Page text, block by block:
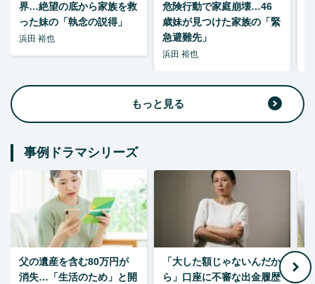
界…絶望の底から家族を救
った妹の「執念の説得」
浜田 裕也
危険行動で家庭崩壊…46
歳妹が見つけた家族の「緊
急避難先」
浜田 裕也
もっと見る
事例ドラマシリーズ
父の遺産を含む80万円が
消失…「生活のため」と開
「大した額じゃないんだか
ら」口座に不審な出金履歴